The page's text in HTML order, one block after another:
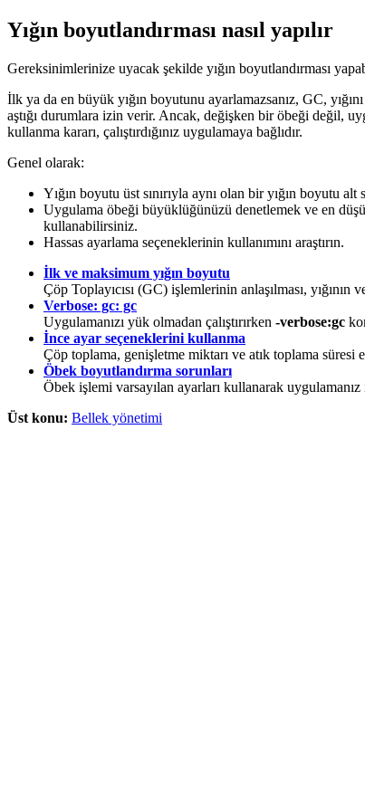
Yığın boyutlandırması nasıl yapılır
Gereksinimlerinize uyacak şekilde yığın boyutlandırması
İlk ya da en büyük yığın boyutunu ayarlamazsanız, GC,
aştığı durumlara izin verir. Ancak, değişken bir öbeği değil,
kullanma kararı, çalıştırdığınız uygulamaya bağlıdır.
Genel olarak:
Yığın boyutu üst sınırıyla aynı olan bir yığın boyutu alt
Uygulama öbeği büyüklüğünüzü denetlemek ve en
kullanabilirsiniz.
Hassas ayarlama seçeneklerinin kullanımını araştırın.
İlk ve maksimum yığın boyutu
Çöp Toplayıcısı (GC) işlemlerinin anlaşılması,
Verbose: gc: gc
Uygulamanızı yük olmadan çalıştırırken -verbose:gc
İnce ayar seçeneklerini kullanma
Çöp toplama, genişletme miktarı ve atık toplama süresi
Öbek boyutlandırma sorunları
Öbek işlemi varsayılan ayarları kullanarak
Üst konu: Bellek yönetimi